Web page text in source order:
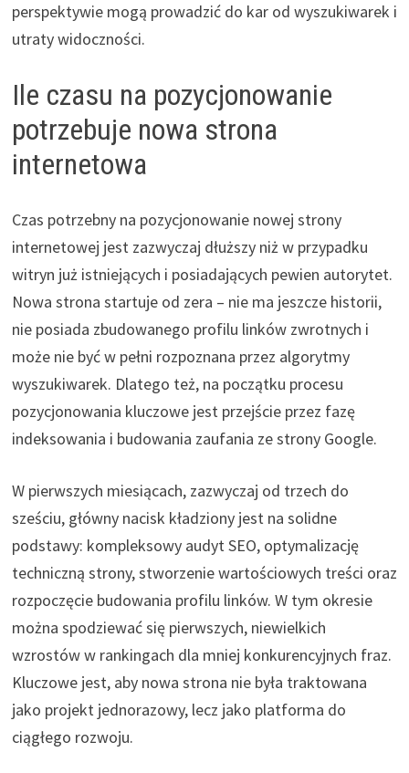
perspektywie mogą prowadzić do kar od wyszukiwarek i
utraty widoczności.
Ile czasu na pozycjonowanie
potrzebuje nowa strona
internetowa
Czas potrzebny na pozycjonowanie nowej strony
internetowej jest zazwyczaj dłuższy niż w przypadku
witryn już istniejących i posiadających pewien autorytet.
Nowa strona startuje od zera – nie ma jeszcze historii,
nie posiada zbudowanego profilu linków zwrotnych i
może nie być w pełni rozpoznana przez algorytmy
wyszukiwarek. Dlatego też, na początku procesu
pozycjonowania kluczowe jest przejście przez fazę
indeksowania i budowania zaufania ze strony Google.
W pierwszych miesiącach, zazwyczaj od trzech do
sześciu, główny nacisk kładziony jest na solidne
podstawy: kompleksowy audyt SEO, optymalizację
techniczną strony, stworzenie wartościowych treści oraz
rozpoczęcie budowania profilu linków. W tym okresie
można spodziewać się pierwszych, niewielkich
wzrostów w rankingach dla mniej konkurencyjnych fraz.
Kluczowe jest, aby nowa strona nie była traktowana
jako projekt jednorazowy, lecz jako platforma do
ciągłego rozwoju.